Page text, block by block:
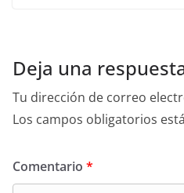
Deja una
Tu dirección de correo
Los campos obligatorios
Comentario *